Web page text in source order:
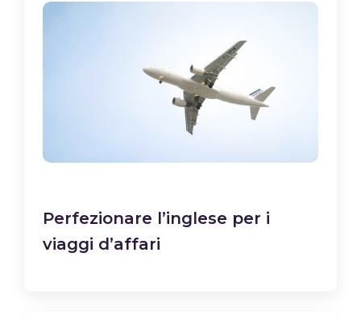
Perfezionare l’inglese per i
viaggi d’affari